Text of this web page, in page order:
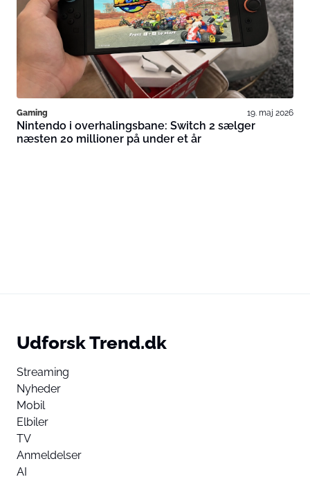
Gaming 19. maj 2026
Nintendo i overhalingsbane: Switch 2 sælger
næsten 20 millioner på under et år
Udforsk Trend.dk
Streaming
Nyheder
Mobil
Elbiler
TV
Anmeldelser
AI